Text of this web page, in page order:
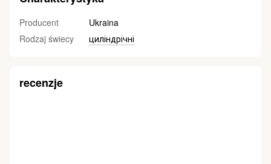
Producent
Ukraina
Rodzaj świecy
циліндрічні
recenzje